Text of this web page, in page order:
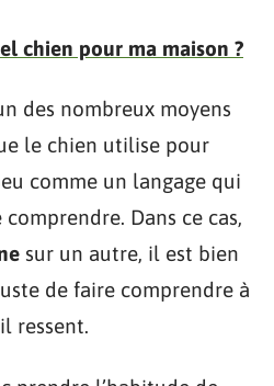
chien pour ma maison ?
des nombreux moyens
le chien utilise pour
comme un langage qui
Dans ce cas,
sur un autre, il est bien
de faire comprendre à
ressent.